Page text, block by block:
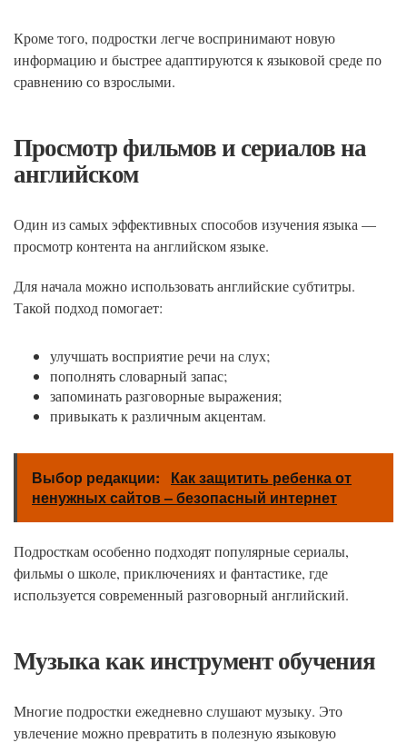
Кроме того, подростки легче воспринимают новую
информацию и быстрее адаптируются к языковой среде по
сравнению со взрослыми.
Просмотр фильмов и сериалов на
английском
Один из самых эффективных способов изучения языка —
просмотр контента на английском языке.
Для начала можно использовать английские субтитры.
Такой подход помогает:
улучшать восприятие речи на слух;
пополнять словарный запас;
запоминать разговорные выражения;
привыкать к различным акцентам.
Выбор редакции:
Как защитить ребенка от
ненужных сайтов – безопасный интернет
Подросткам особенно подходят популярные сериалы,
фильмы о школе, приключениях и фантастике, где
используется современный разговорный английский.
Музыка как инструмент обучения
Многие подростки ежедневно слушают музыку. Это
увлечение можно превратить в полезную языковую